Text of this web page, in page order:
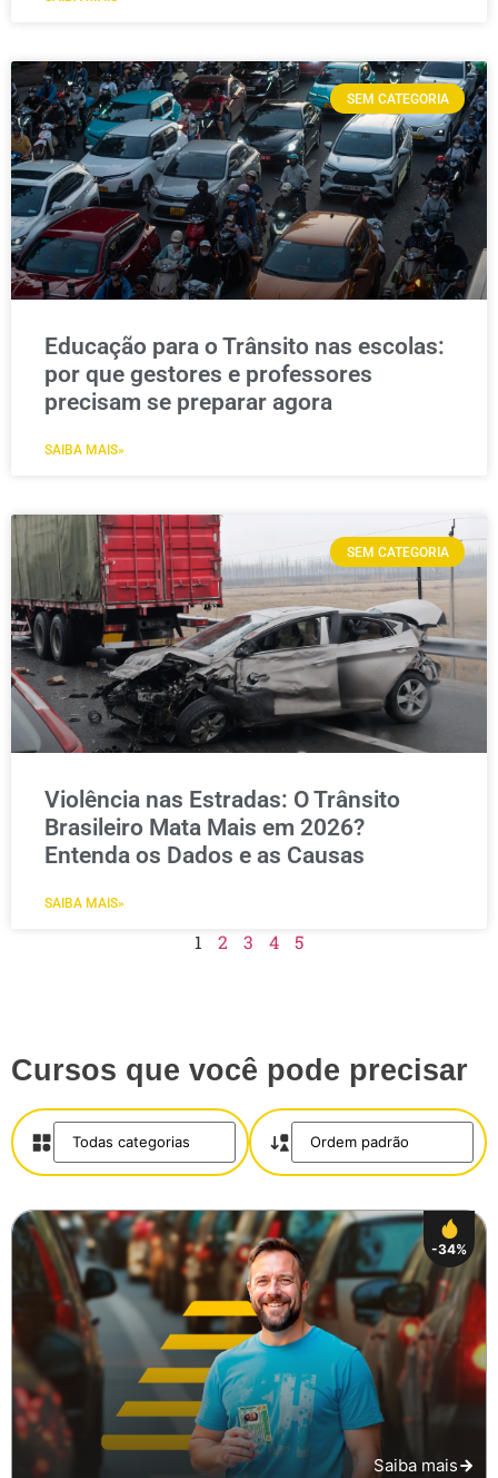
SEM CATEGORIA
Educação para o Trânsito nas escolas:
por que gestores e professores
precisam se preparar agora
SAIBA MAIS»
SEM CATEGORIA
Violência nas Estradas: O Trânsito
Brasileiro Mata Mais em 2026?
Entenda os Dados e as Causas
SAIBA MAIS»
1 2 3 4 5
Cursos que você pode precisar
-34%
Saiba mais